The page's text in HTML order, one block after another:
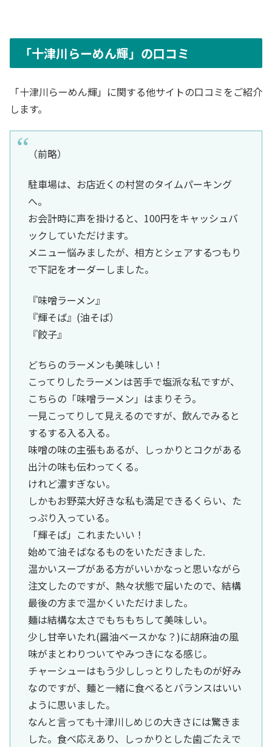
「十津川らーめん輝」の口コミ
「十津川らーめん輝」に関する他サイトの口コミをご紹介
します。
（前略）
駐車場は、お店近くの村営のタイムパーキング
へ。
お会計時に声を掛けると、100円をキャッシュバ
ックしていただけます。
メニュー悩みましたが、相方とシェアするつもり
で下記をオーダーしました。
『味噌ラーメン』
『輝そば』(油そば）
『餃子』
どちらのラーメンも美味しい！
こってりしたラーメンは苦手で塩派な私ですが、
こちらの「味噌ラーメン」はまりそう。
一見こってりして見えるのですが、飲んでみると
するする入る入る。
味噌の味の主張もあるが、しっかりとコクがある
出汁の味も伝わってくる。
けれど濃すぎない。
しかもお野菜大好きな私も満足できるくらい、た
っぷり入っている。
「輝そば」これまたいい！
始めて油そばなるものをいただきました.
温かいスープがある方がいいかなっと思いながら
注文したのですが、熱々状態で届いたので、結構
最後の方まで温かくいただけました。
麺は結構な太さでもちもちして美味しい。
少し甘辛いたれ(醤油ベースかな？)に胡麻油の風
味がまとわりついてやみつきになる感じ。
チャーシューはもう少ししっとりしたものが好み
なのですが、麺と一緒に食べるとバランスはいい
ように思いました。
なんと言っても十津川しめじの大きさには驚きま
した。食べ応えあり、しっかりとした歯ごたえで